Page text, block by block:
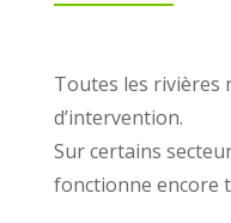
Toutes les rivières
d’intervention.
Sur certains
fonctionne encore